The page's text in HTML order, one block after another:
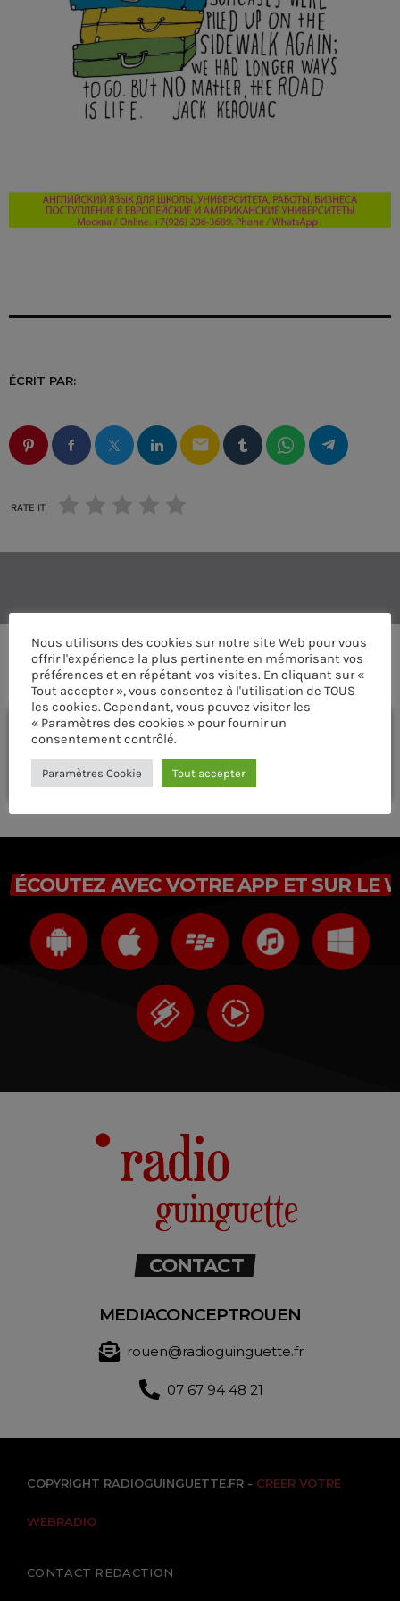
ÉCRIT PAR:
email
RATE IT
COMMENTAIRES D’ARTICLES (0)
Laisser une réponse
Vous devez être connecté pour ajouter un commentaire.
Connectez-vous maintenant
ÉCOUTEZ AVEC VOTRE APP ET SUR LE
CONTACT
MEDIACONCEPTROUEN
rouen@radioguinguette.fr
07 67 94 48 21
COPYRIGHT RADIOGUINGUETTE.FR - CREER VOTRE
WEBRADIO
CONTACT REDACTION
Nous utilisons des cookies sur notre site Web pour vous
offrir l'expérience la plus pertinente en mémorisant vos
préférences et en répétant vos visites. En cliquant sur «
Tout accepter », vous consentez à l'utilisation de TOUS
les cookies. Cependant, vous pouvez visiter les
« Paramètres des cookies » pour fournir un
consentement contrôlé.
Paramètres Cookie Tout accepter